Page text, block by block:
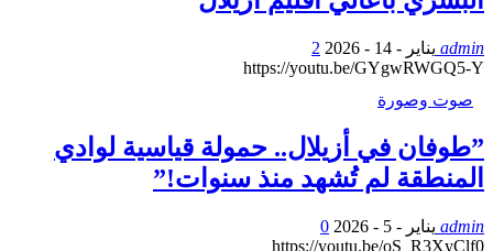
admin يناير - 14 - 2026
2
https://youtu.be/GYgwRWGQ5-Y
صوت وصورة
​”طوفان في أزيلال.. حمولة قياسية لوادي
المنطقة لم تُشهد منذ سنوات!”
admin يناير - 5 - 2026
0
https://youtu.be/oS_R3XyClf0